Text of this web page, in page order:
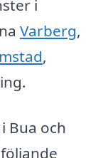
i
Varberg,
,
Bua och